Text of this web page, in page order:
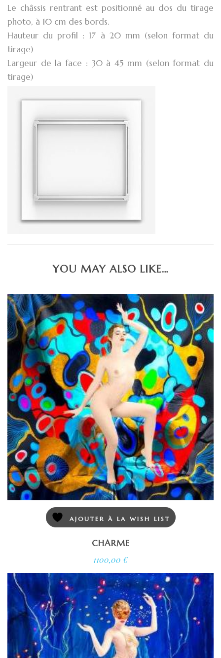
Le châssis rentrant est positionné au dos du tirage
photo, à 10 cm des bords.
Hauteur du profil : 17 à 20 mm (selon format du
tirage)
Largeur de la face : 30 à 45 mm (selon format du
tirage)
YOU MAY ALSO LIKE…
AJOUTER À LA WISH LIST
CHARME
1100,00 €